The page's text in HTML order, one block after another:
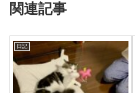
関連記事
日記